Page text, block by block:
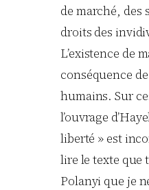
de marché, des
droits des
L’existence de
conséquence
humains. Sur
l’ouvrage
liberté » est
lire le texte que
Polanyi que je